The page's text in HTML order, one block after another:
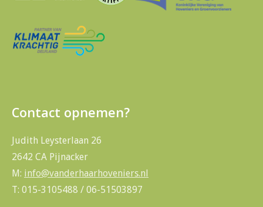
Contact opnemen?
Judith Leysterlaan 26
2642 CA Pijnacker
M: info@vanderhaarhoveniers.nl
T: 015-3105488 / 06-51503897